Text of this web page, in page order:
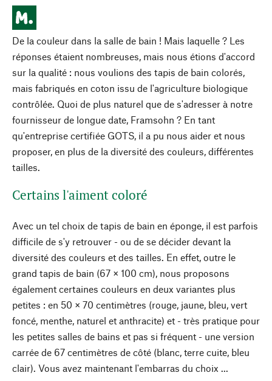
De la couleur dans la salle de bain ! Mais laquelle ? Les
réponses étaient nombreuses, mais nous étions d'accord
sur la qualité : nous voulions des tapis de bain colorés,
mais fabriqués en coton issu de l'agriculture biologique
contrôlée. Quoi de plus naturel que de s'adresser à notre
fournisseur de longue date, Framsohn ? En tant
qu'entreprise certifiée GOTS, il a pu nous aider et nous
proposer, en plus de la diversité des couleurs, différentes
tailles.
Certains l'aiment coloré
Avec un tel choix de tapis de bain en éponge, il est parfois
difficile de s'y retrouver - ou de se décider devant la
diversité des couleurs et des tailles. En effet, outre le
grand tapis de bain (67 × 100 cm), nous proposons
également certaines couleurs en deux variantes plus
petites : en 50 × 70 centimètres (rouge, jaune, bleu, vert
foncé, menthe, naturel et anthracite) et - très pratique pour
les petites salles de bains et pas si fréquent - une version
carrée de 67 centimètres de côté (blanc, terre cuite, bleu
clair). Vous avez maintenant l'embarras du choix ...